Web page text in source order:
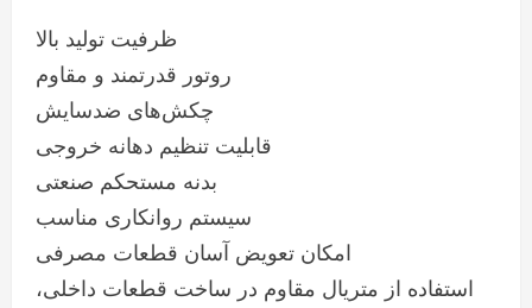
ظرفیت تولید بالا
روتور قدرتمند و مقاوم
چکش‌های ضدسایش
قابلیت تنظیم دهانه خروجی
بدنه مستحکم صنعتی
سیستم روانکاری مناسب
امکان تعویض آسان قطعات مصرفی
استفاده از متریال مقاوم در ساخت قطعات داخلی،